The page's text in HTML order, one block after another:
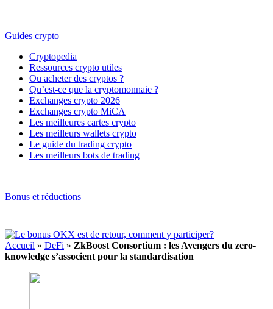
Guides crypto
Cryptopedia
Ressources crypto utiles
Ou acheter des cryptos ?
Qu’est-ce que la cryptomonnaie ?
Exchanges crypto 2026
Exchanges crypto MiCA
Les meilleures cartes crypto
Les meilleurs wallets crypto
Le guide du trading crypto
Les meilleurs bots de trading
Bonus et réductions
Accueil » DeFi » ZkBoost Consortium : les Avengers du zero-
knowledge s’associent pour la standardisation